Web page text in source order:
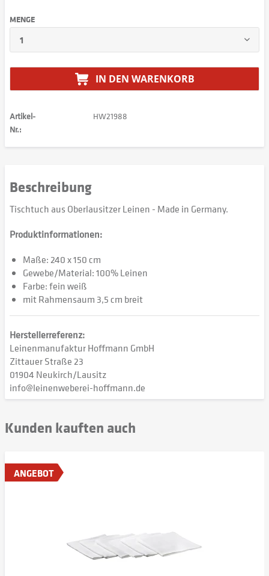
MENGE
IN DEN WARENKORB
Artikel-
Nr.:
HW21988
Beschreibung
Tischtuch aus Oberlausitzer Leinen - Made in Germany.
Produktinformationen:
Maße: 240 x 150 cm
Gewebe/Material: 100% Leinen
Farbe: fein weiß
mit Rahmensaum 3,5 cm breit
Herstellerreferenz:
Leinenmanufaktur Hoffmann GmbH
Zittauer Straße 23
01904 Neukirch/Lausitz
info@leinenweberei-hoffmann.de
Kunden kauften auch
ANGEBOT